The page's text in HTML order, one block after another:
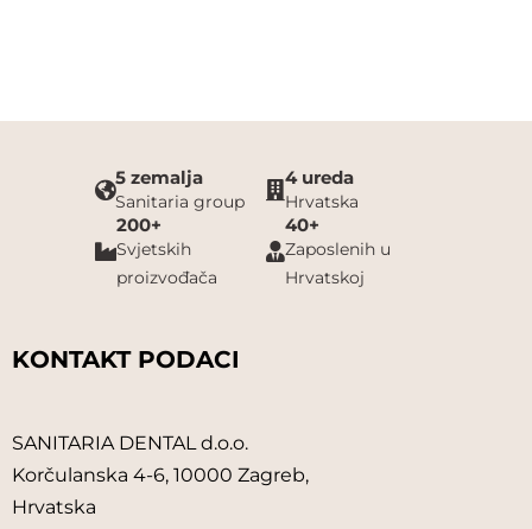
5 zemalja
Sanitaria group
4 ureda
Hrvatska
200+
Svjetskih
proizvođača
40+
Zaposlenih u
Hrvatskoj
KONTAKT PODACI
SANITARIA DENTAL d.o.o.
Korčulanska 4-6, 10000 Zagreb,
Hrvatska